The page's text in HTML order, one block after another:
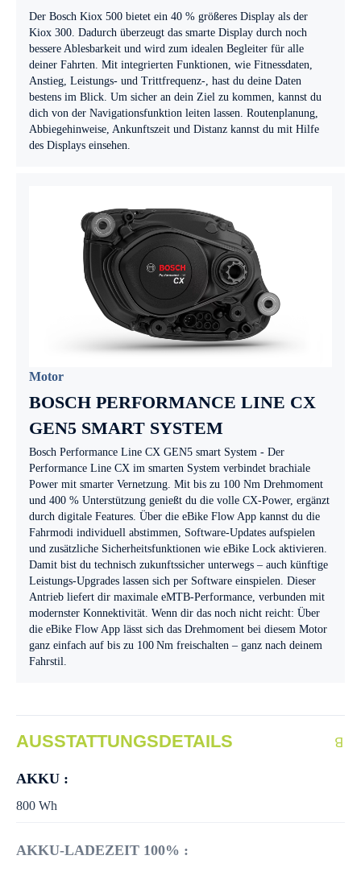
Der Bosch Kiox 500 bietet ein 40 % größeres Display als der
Kiox 300. Dadurch überzeugt das smarte Display durch noch
bessere Ablesbarkeit und wird zum idealen Begleiter für alle
deiner Fahrten. Mit integrierten Funktionen, wie Fitnessdaten,
Anstieg, Leistungs- und Trittfrequenz-, hast du deine Daten
bestens im Blick. Um sicher an dein Ziel zu kommen, kannst du
dich von der Navigationsfunktion leiten lassen. Routenplanung,
Abbiegehinweise, Ankunftszeit und Distanz kannst du mit Hilfe
des Displays einsehen.
Motor
BOSCH PERFORMANCE LINE CX
GEN5 SMART SYSTEM
Bosch Performance Line CX GEN5 smart System - Der
Performance Line CX im smarten System verbindet brachiale
Power mit smarter Vernetzung. Mit bis zu 100 Nm Drehmoment
und 400 % Unterstützung genießt du die volle CX-Power, ergänzt
durch digitale Features. Über die eBike Flow App kannst du die
Fahrmodi individuell abstimmen, Software-Updates aufspielen
und zusätzliche Sicherheitsfunktionen wie eBike Lock aktivieren.
Damit bist du technisch zukunftssicher unterwegs – auch künftige
Leistungs-Upgrades lassen sich per Software einspielen. Dieser
Antrieb liefert dir maximale eMTB-Performance, verbunden mit
modernster Konnektivität. Wenn dir das noch nicht reicht: Über
die eBike Flow App lässt sich das Drehmoment bei diesem Motor
ganz einfach auf bis zu 100 Nm freischalten – ganz nach deinem
Fahrstil.
AUSSTATTUNGSDETAILS
AKKU :
800 Wh
AKKU-LADEZEIT 100% :